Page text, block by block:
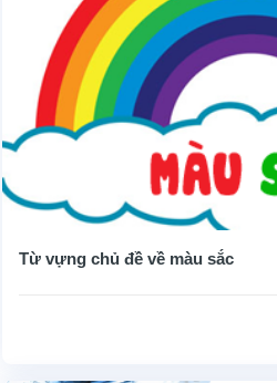
Từ vựng chủ đề về màu sắc